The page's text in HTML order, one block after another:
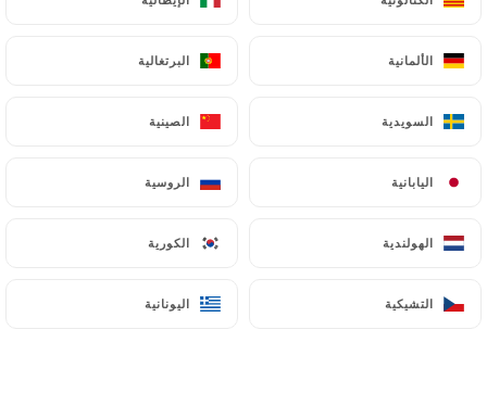
الألمانية البرتغالية
السويدية الصينية
اليابانية الروسية
الهولندية الكورية
التشيكية اليونانية
معرض الصور
الألمانية البرتغالية
السويدية الصينية
اليابانية الروسية
الهولندية الكورية
التشيكية اليونانية